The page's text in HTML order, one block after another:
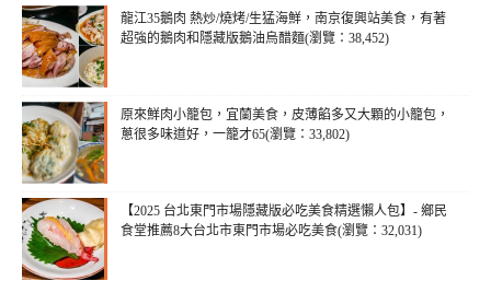
龍江35鵝肉 熱炒/燒烤/生猛海鮮，南京復興站美食，有著
超強的鵝肉和隱藏版鵝油烏醋麵(瀏覽：38,452)
原來鮮肉小籠包，宜蘭美食，皮薄餡多又大顆的小籠包，
蔥很多味道好，一籠才65(瀏覽：33,802)
【2025 台北東門市場隱藏版必吃美食精選懶人包】- 鄉民
食堂推薦8大台北市東門市場必吃美食(瀏覽：32,031)